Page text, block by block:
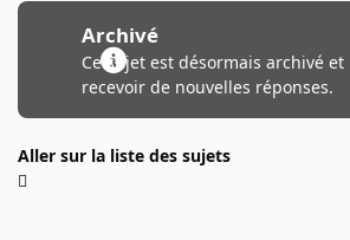
Archivé
Ce sujet est désormais archivé
recevoir de nouvelles réponses.
Aller sur la liste des sujets